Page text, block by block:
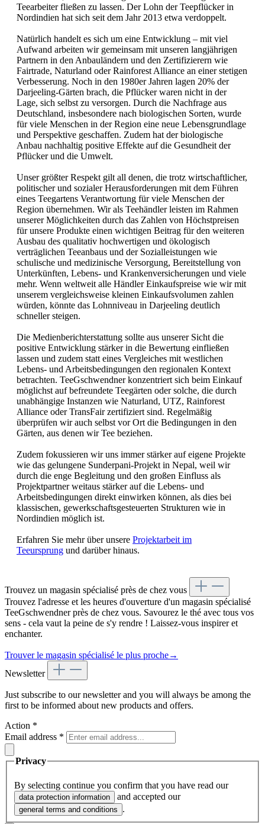
Teearbeiter fließen zu lassen. Der Lohn der Teepflücker in
Nordindien hat sich seit dem Jahr 2013 etwa verdoppelt.
Natürlich handelt es sich um eine Entwicklung – mit viel
Aufwand arbeiten wir gemeinsam mit unseren langjährigen
Partnern in den Anbauländern und den Zertifizierern wie
Fairtrade, Naturland oder Rainforest Alliance an einer stetigen
Verbesserung. Noch in den 1980er Jahren lagen 20% der
Darjeeling-Gärten brach, die Pflücker waren nicht in der
Lage, sich selbst zu versorgen. Durch die Nachfrage aus
Deutschland, insbesondere nach biologischen Sorten, wurde
für viele Menschen in der Region eine neue Lebensgrundlage
und Perspektive geschaffen. Zudem hat der biologische
Anbau nachhaltig positive Effekte auf die Gesundheit der
Pflücker und die Umwelt.
Unser größter Respekt gilt all denen, die trotz wirtschaftlicher,
politischer und sozialer Herausforderungen mit dem Führen
eines Teegartens Verantwortung für viele Menschen der
Region übernehmen. Wir als Teehändler leisten im Rahmen
unserer Möglichkeiten durch das Zahlen von Höchstpreisen
für unsere Produkte einen wichtigen Beitrag für den weiteren
Ausbau des qualitativ hochwertigen und ökologisch
verträglichen Teeanbaus und der Sozialleistungen wie
schulische und medizinische Versorgung, Bereitstellung von
Unterkünften, Lebens- und Krankenversicherungen und viele
mehr. Wenn weltweit alle Händler Einkaufspreise wie wir mit
unserem vergleichsweise kleinen Einkaufsvolumen zahlen
würden, könnte das Lohnniveau in Darjeeling deutlich
schneller steigen.
Die Medienberichterstattung sollte aus unserer Sicht die
positive Entwicklung stärker in die Bewertung einfließen
lassen und zudem statt eines Vergleiches mit westlichen
Lebens- und Arbeitsbedingungen den regionalen Kontext
betrachten. TeeGschwendner konzentriert sich beim Einkauf
möglichst auf befreundete Teegärten oder solche, die durch
unabhängige Instanzen wie Naturland, UTZ, Rainforest
Alliance oder TransFair zertifiziert sind. Regelmäßig
überprüfen wir auch selbst vor Ort die Bedingungen in den
Gärten, aus denen wir Tee beziehen.
Zudem fokussieren wir uns immer stärker auf eigene Projekte
wie das gelungene Sunderpani-Projekt in Nepal, weil wir
durch die enge Begleitung und den großen Einfluss als
Projektpartner weitaus stärker auf die Lebens- und
Arbeitsbedingungen direkt einwirken können, als dies bei
klassischen, gewerkschaftsgesteuerten Strukturen wie in
Nordindien möglich ist.
Erfahren Sie mehr über unsere Projektarbeit im
Teeursprung und darüber hinaus.
Trouvez un magasin spécialisé près de chez vous
Trouvez l'adresse et les heures d'ouverture d'un magasin spécialisé
TeeGschwendner près de chez vous. Savourez le thé avec tous vos
sens - cela vaut la peine de s'y rendre ! Laissez-vous inspirer et
enchanter.
Trouver le magasin spécialisé le plus proche→
Newsletter
Just subscribe to our newsletter and you will always be among the
first to be informed about new products and offers.
Action *
Email address *
Privacy
By selecting continue you confirm that you have read our
data protection information and accepted our
general terms and conditions .